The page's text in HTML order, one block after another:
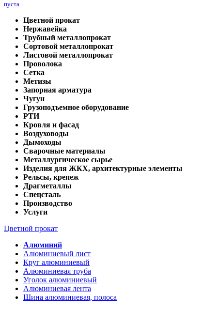
пуста
Цветной прокат
Нержавейка
Трубный металлопрокат
Сортовой металлопрокат
Листовой металлопрокат
Проволока
Сетка
Метизы
Запорная арматура
Чугун
Грузоподъемное оборудование
РТИ
Кровля и фасад
Воздуховоды
Дымоходы
Сварочные материалы
Металлургическое сырье
Изделия для ЖКХ, архитектурные элементы
Рельсы, крепеж
Драгметаллы
Спецсталь
Производство
Услуги
Цветной прокат
Алюминий
Алюминиевый лист
Круг алюминиевый
Алюминиевая труба
Уголок алюминиевый
Алюминиевая лента
Шина алюминиевая, полоса